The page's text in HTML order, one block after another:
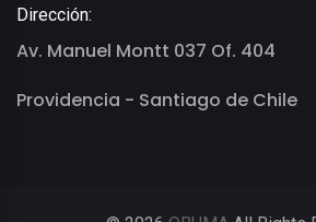
Dirección:
Av. Manuel Montt 037 Of. 404
Providencia - Santiago de Chile